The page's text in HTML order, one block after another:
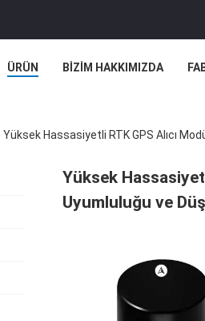
ÜRÜN BIZIM HAKKIMIZDA
Yüksek Hassasiyetli RTK GPS Alıcı
Yüksek
Uyumluluğu ve